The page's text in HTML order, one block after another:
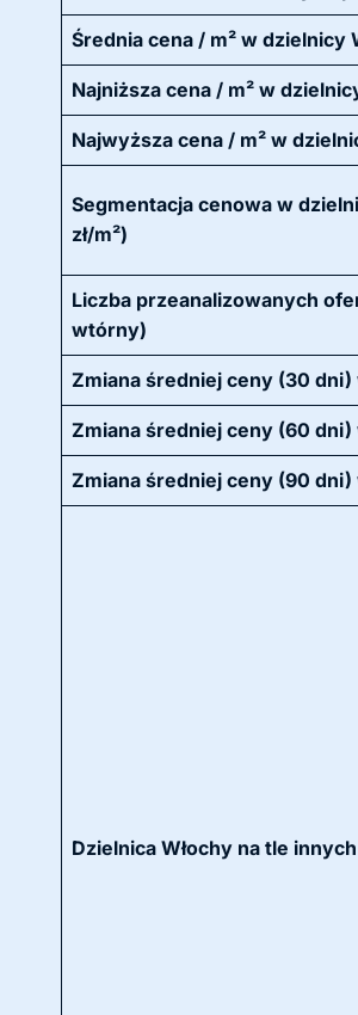
Średnia cena / m² w dzielnicy
Najniższa cena / m² w
Najwyższa cena / m² w
Segmentacja cenowa w
zł/m²)
Liczba przeanalizowanych
wtórny)
Zmiana średniej ceny (30 dni)
Zmiana średniej ceny (60 dni)
Zmiana średniej ceny (90 dni)
Dzielnica Włochy na tle